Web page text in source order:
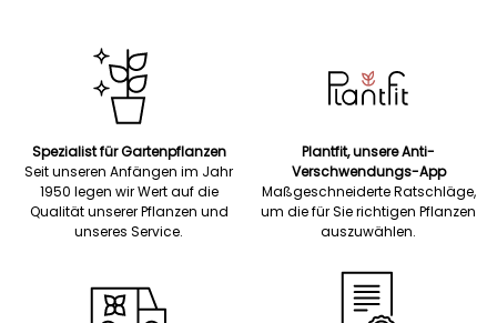
Spezialist für Gartenpflanzen
Seit unseren Anfängen im Jahr
1950 legen wir Wert auf die
Qualität unserer Pflanzen und
unseres Service.
Plantfit, unsere Anti-
Verschwendungs-App
Maßgeschneiderte Ratschläge,
um die für Sie richtigen Pflanzen
auszuwählen.